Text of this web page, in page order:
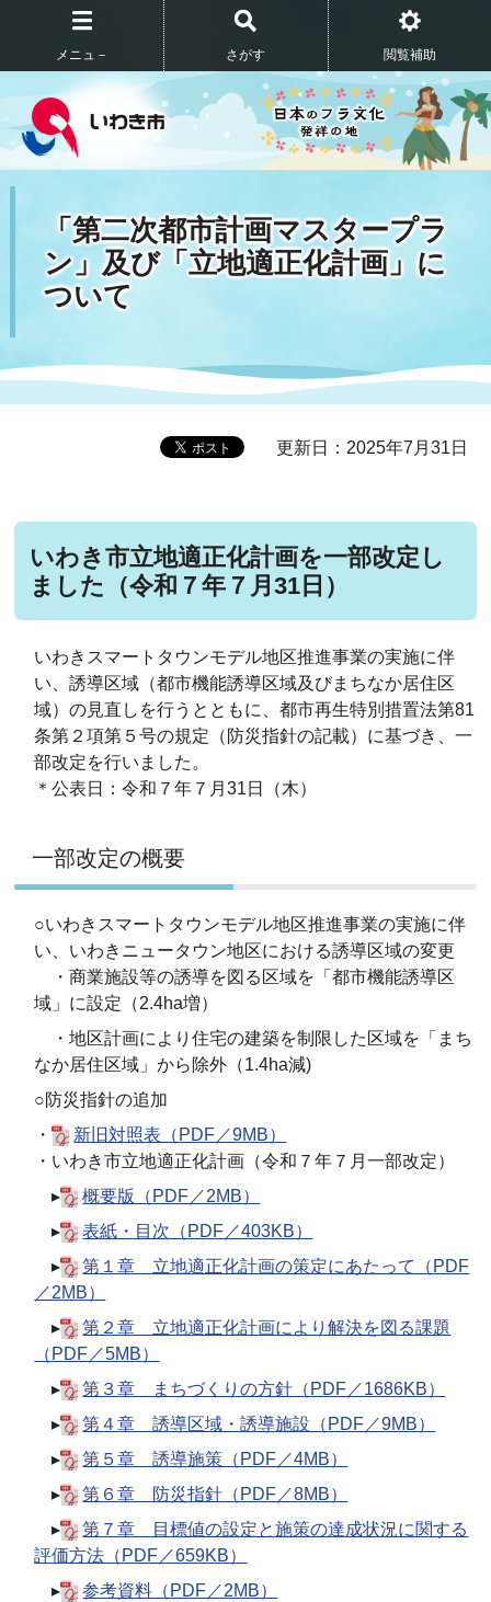
メニュ－ さがす 閲覧補助
「第二次都市計画マスタープラ
ン」及び「立地適正化計画」に
ついて
更新日：2025年7月31日
いわき市立地適正化計画を一部改定し
ました（令和７年７月31日）
いわきスマートタウンモデル地区推進事業の実施に伴
い、誘導区域（都市機能誘導区域及びまちなか居住区
域）の見直しを行うとともに、都市再生特別措置法第81
条第２項第５号の規定（防災指針の記載）に基づき、一
部改定を行いました。
＊公表日：令和７年７月31日（木）
一部改定の概要
○いわきスマートタウンモデル地区推進事業の実施に伴
い、いわきニュータウン地区における誘導区域の変更
・商業施設等の誘導を図る区域を「都市機能誘導区
域」に設定（2.4ha増）
・地区計画により住宅の建築を制限した区域を「まち
なか居住区域」から除外（1.4ha減)
○防災指針の追加
・
新旧対照表（PDF／9MB）
・いわき市立地適正化計画（令和７年７月一部改定）
▸
概要版（PDF／2MB）
▸
表紙・目次（PDF／403KB）
▸
第１章 立地適正化計画の策定にあたって（PDF
／2MB）
▸
第２章 立地適正化計画により解決を図る課題
（PDF／5MB）
▸
第３章 まちづくりの方針（PDF／1686KB）
▸
第４章 誘導区域・誘導施設（PDF／9MB）
▸
第５章 誘導施策（PDF／4MB）
▸
第６章 防災指針（PDF／8MB）
▸
第７章 目標値の設定と施策の達成状況に関する
評価方法（PDF／659KB）
▸
参考資料（PDF／2MB）